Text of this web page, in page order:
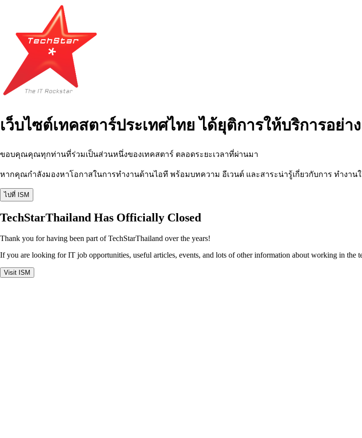
เว็บไซต์เทคสตาร์ประเทศไทย ได้ยุติการให้บริการอย่า
ขอบคุณคุณทุกท่านที่ร่วมเป็นส่วนหนึ่งของเทคสตาร์ ตลอดระยะเวลาที่ผ่านมา
หากคุณกำลังมองหาโอกาสในการทำงานด้านไอที พร้อมบทความ อีเวนต์ และสาระน่ารู้เกี่ยวกับการ ทำงา
ไปที่ ISM
TechStarThailand Has Officially Closed
Thank you for having been part of TechStarThailand over the years!
If you are looking for IT job opportunities, useful articles, events, and lots of other information about working in the
Visit ISM